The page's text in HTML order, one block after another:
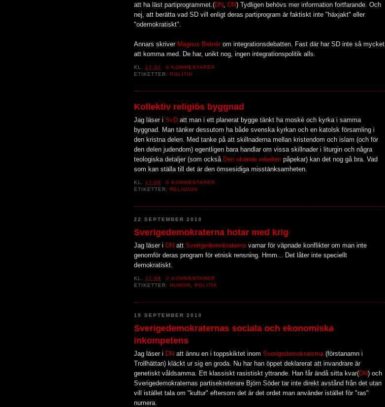
att ha läst partiprogrammet.(DN DN) Tydligen behövs mer information fortfarande. Och
nej, att berätta vad SD vill enligt deras partiprogram är faktiskt inte "häxjakt" eller
"odemokratiskt".
Annars skriver Magnus Betnér om integrationsdebatten. Fast där har SD inte så mycket
att komma med. De har, unikt nog, ingen integrationspolitik alls.
KL. 17:32
0 KOMMENTARER
ETIKETTER:POLITIK
Kollektiv religiös byggnad
Jag läser i SvD att man i ett planerat bygge tänkt ha moské och kyrka i samma
byggnad. Man tänker dessutom ha både svenska kyrkan och en katolsk församling i
den kristna delen. Med tanke på att skillnaderna mellan kristendom och islam (och för
den delen judendom) egentligen bara handlar om vissa skillnader i liturgin och några
teologiska detaljer (som också Den okände rebellen påpekar) kan det nog gå bra. Vad
som kan ställa till det är den ömsesidiga misstänksamheten.
KL. 17:08
0 KOMMENTARER
ETIKETTER:RELIGION
22 SEPTEMBER 2010
Sverigedemokraterna hotar med krig
Jag läser i DN att Sverigedemokraterna varnar för väpnade konflikter om man inte
genomför deras program för etnisk rensning. Hmm... Det låter inte speciellt
demokratiskt.
KL. 17:59
2 KOMMENTARER
ETIKETTER:HUMOR ,POLITIK
15 SEPTEMBER 2010
Sverigedemokraternas sociala och ekonomiska
inkompetens
Jag läser i DN att ännu en i toppskiktet inom Sverigedemokraterna (förstanamn i
Trollhättan) kläckt ur sig en groda. Nu har han öppet deklarerat att invandrare är
genetiskt våldsamma. Ett klassiskt rasistiskt yttrande. Han får ändå sitta kvar(DN) och
Sverigedemokraternas partisekreterare Björn Söder tar inte direkt avstånd från det utan
vill istället tala om "kultur" eftersom det är det ordet man använder istället för "ras"
numera.